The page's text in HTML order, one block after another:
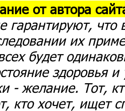
от автора
гарантируют, что
их
будет
здоровья
- желание. Тот,
кто хочет, ищет